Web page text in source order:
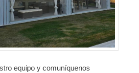
equipo y comuníquenos